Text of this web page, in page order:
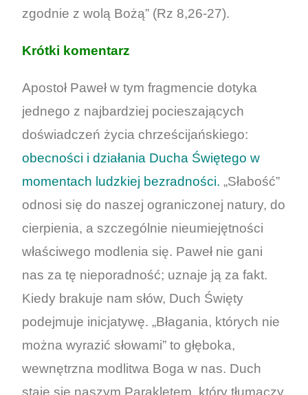
zgodnie z wolą Bożą” (Rz 8,26-27).
Krótki komentarz
Apostoł Paweł w tym fragmencie dotyka
jednego z najbardziej pocieszających
doświadczeń życia chrześcijańskiego:
obecności i działania Ducha Świętego w
momentach ludzkiej bezradności. „Słabość”
odnosi się do naszej ograniczonej natury, do
cierpienia, a szczególnie nieumiejętności
właściwego modlenia się. Paweł nie gani
nas za tę nieporadność; uznaje ją za fakt.
Kiedy brakuje nam słów, Duch Święty
podejmuje inicjatywę. „Błagania, których nie
można wyrazić słowami” to głęboka,
wewnętrzna modlitwa Boga w nas. Duch
staje się naszym Parakletem, który tłumaczy